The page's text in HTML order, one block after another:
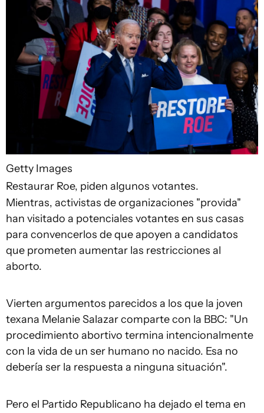
Getty Images
Restaurar Roe, piden algunos votantes.
Mientras, activistas de organizaciones "provida"
han visitado a potenciales votantes en sus casas
para convencerlos de que apoyen a candidatos
que prometen aumentar las restricciones al
aborto.
Vierten argumentos parecidos a los que la joven
texana Melanie Salazar comparte con la BBC: "Un
procedimiento abortivo termina intencionalmente
con la vida de un ser humano no nacido. Esa no
debería ser la respuesta a ninguna situación".
Pero el Partido Republicano ha dejado el tema en